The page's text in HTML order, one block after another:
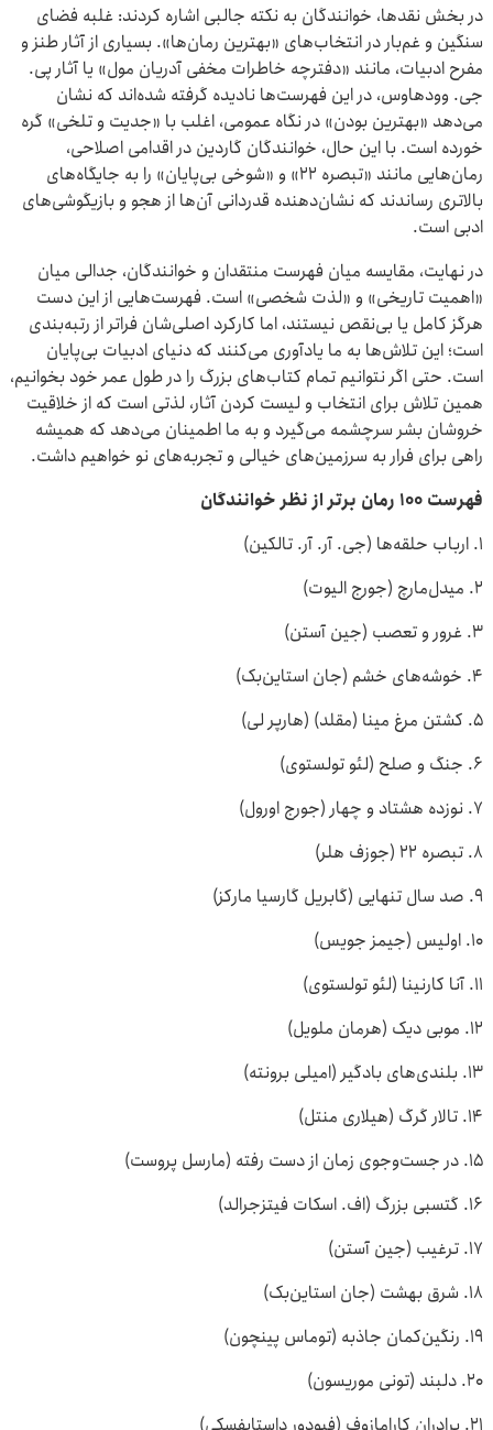
در بخش نقدها، خوانندگان به نکته جالبی اشاره کردند: غلبه فضای
سنگین و غم‌بار در انتخاب‌های «بهترین رمان‌ها». بسیاری از آثار طنز و
مفرح ادبیات، مانند «دفترچه خاطرات مخفی آدریان مول» یا آثار پی.
جی. وودهاوس، در این فهرست‌ها نادیده گرفته شده‌اند که نشان
می‌دهد «بهترین بودن» در نگاه عمومی، اغلب با «جدیت و تلخی» گره
خورده است. با این حال، خوانندگان گاردین در اقدامی اصلاحی،
رمان‌هایی مانند «تبصره ۲۲» و «شوخی بی‌پایان» را به جایگاه‌های
بالاتری رساندند که نشان‌دهنده قدردانی آن‌ها از هجو و بازیگوشی‌های
ادبی است.
در نهایت، مقایسه میان فهرست منتقدان و خوانندگان، جدالی میان
«اهمیت تاریخی» و «لذت شخصی» است. فهرست‌هایی از این دست
هرگز کامل یا بی‌نقص نیستند، اما کارکرد اصلی‌شان فراتر از رتبه‌بندی
است؛ این تلاش‌ها به ما یادآوری می‌کنند که دنیای ادبیات بی‌پایان
است. حتی اگر نتوانیم تمام کتاب‌های بزرگ را در طول عمر خود بخوانیم،
همین تلاش برای انتخاب و لیست کردن آثار، لذتی است که از خلاقیت
خروشان بشر سرچشمه می‌گیرد و به ما اطمینان می‌دهد که همیشه
راهی برای فرار به سرزمین‌های خیالی و تجربه‌های نو خواهیم داشت.
فهرست ۱۰۰ رمان برتر از نظر خوانندگان
۱. ارباب حلقه‌ها (جی. آر. آر. تالکین)
۲. میدل‌مارچ (جورج الیوت)
۳. غرور و تعصب (جین آستن)
۴. خوشه‌های خشم (جان استاین‌بک)
۵. کشتن مرغ مینا (مقلد) (هارپر لی)
۶. جنگ و صلح (لئو تولستوی)
۷. نوزده هشتاد و چهار (جورج اورول)
۸. تبصره ۲۲ (جوزف هلر)
۹. صد سال تنهایی (گابریل گارسیا مارکز)
۱۰. اولیس (جیمز جویس)
۱۱. آنا کارنینا (لئو تولستوی)
۱۲. موبی دیک (هرمان ملویل)
۱۳. بلندی‌های بادگیر (امیلی برونته)
۱۴. تالار گرگ (هیلاری منتل)
۱۵. در جست‌وجوی زمان از دست رفته (مارسل پروست)
۱۶. گتسبی بزرگ (اف. اسکات فیتزجرالد)
۱۷. ترغیب (جین آستن)
۱۸. شرق بهشت (جان استاین‌بک)
۱۹. رنگین‌کمان جاذبه (توماس پینچون)
۲۰. دلبند (تونی موریسون)